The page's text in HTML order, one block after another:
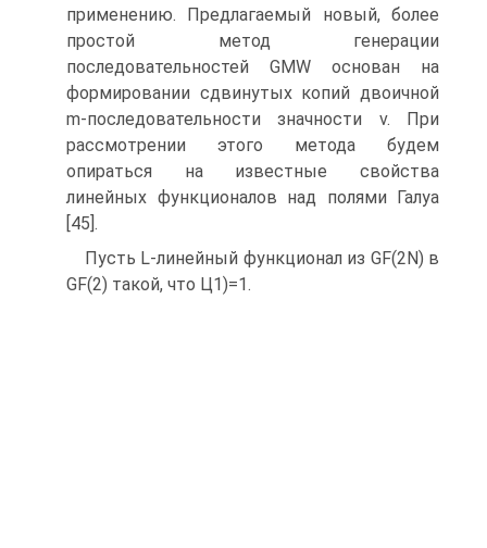
применению. Предлагаемый новый, более
простой метод генерации
последовательностей GMW основан на
формировании сдвинутых копий двоичной
m-последовательности значности v. При
рассмотрении этого метода будем
опираться на известные свойства
линейных функционалов над полями Галуа
[45].
Пусть L-линейный функционал из GF(2N) в
GF(2) такой, что Ц1)=1.